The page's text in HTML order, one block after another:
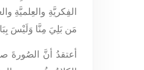
الفِكريَّةِ والعِلميَّةِ
مَن بَلِيَ مِنَّا وَلَيْسَ
أعتقدُ أنَّ الصُورةَ